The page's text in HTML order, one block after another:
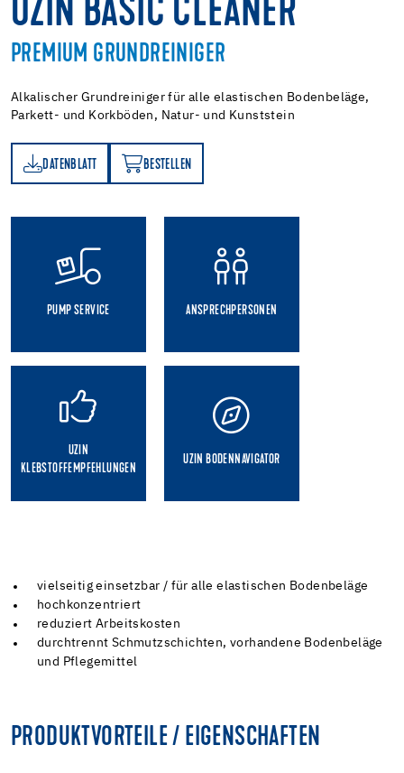
UZIN BASIC CLEANER
PREMIUM GRUNDREINIGER
Alkalischer Grundreiniger für alle elastischen Bodenbeläge,
Parkett- und Korkböden, Natur- und Kunststein
DATENBLATT BESTELLEN
BESTELLEN
PUMP SERVICE ANSPRECHPERSONEN
UZIN
KLEBSTOFFEMPFEHLUNGEN
UZIN BODENNAVIGATOR
vielseitig einsetzbar / für alle elastischen Bodenbeläge
hochkonzentriert
reduziert Arbeitskosten
durchtrennt Schmutzschichten, vorhandene Bodenbeläge
und Pflegemittel
PRODUKTVORTEILE / EIGENSCHAFTEN